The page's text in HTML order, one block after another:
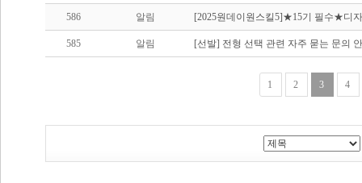
586 알림 [2025원데이원스킬5]★15기 필수★디
585 알림 [선발] 전형 선택 관련 자주 묻는 문의
1 2 3 4